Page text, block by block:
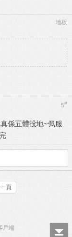
地板
5#
係五體投地~佩服
頁
戶端